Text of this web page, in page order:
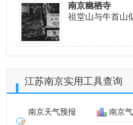
南京幽栖寺
祖堂山与牛首山
江苏南京实用工具查询
南京天气预报
南京